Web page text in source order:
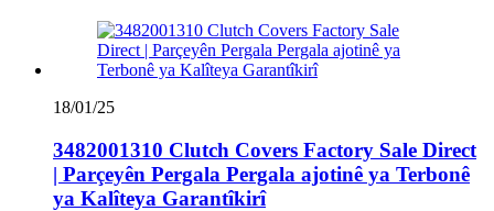
18/01/25
3482001310 Clutch Covers Factory Sale Direct
| Parçeyên Pergala Pergala ajotinê ya Terbonê
ya Kalîteya Garantîkirî